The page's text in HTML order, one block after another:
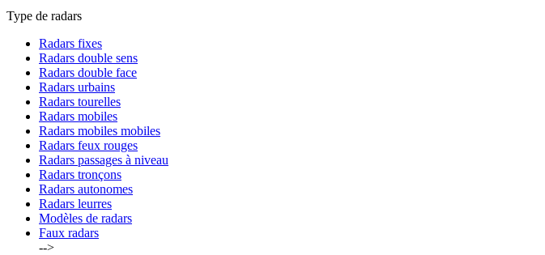
Type de radars
Radars fixes
Radars double sens
Radars double face
Radars urbains
Radars tourelles
Radars mobiles
Radars mobiles mobiles
Radars feux rouges
Radars passages à niveau
Radars tronçons
Radars autonomes
Radars leurres
Modèles de radars
Faux radars
-->